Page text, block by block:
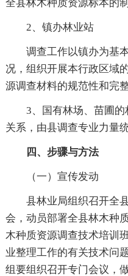
全县林木种质资源标本的制
2、镇办林业站
调查工作以镇办为基
况，组织开展本行政区域
源调查材料的规范性和完
3、国有林场、苗圃
关系，由县调查专业力量
四、步骤与方法
（一）宣传发动
县林业局组织召开全
会，动员部署全县林木种
木种质资源调查技术培训
业整理工作的有关技术问
组要组织召开专门会议，